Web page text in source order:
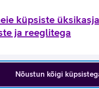
küpsiste
ja reeglitega
Nõustun kõigi
ilma ümbritseva
saab endale
lingid